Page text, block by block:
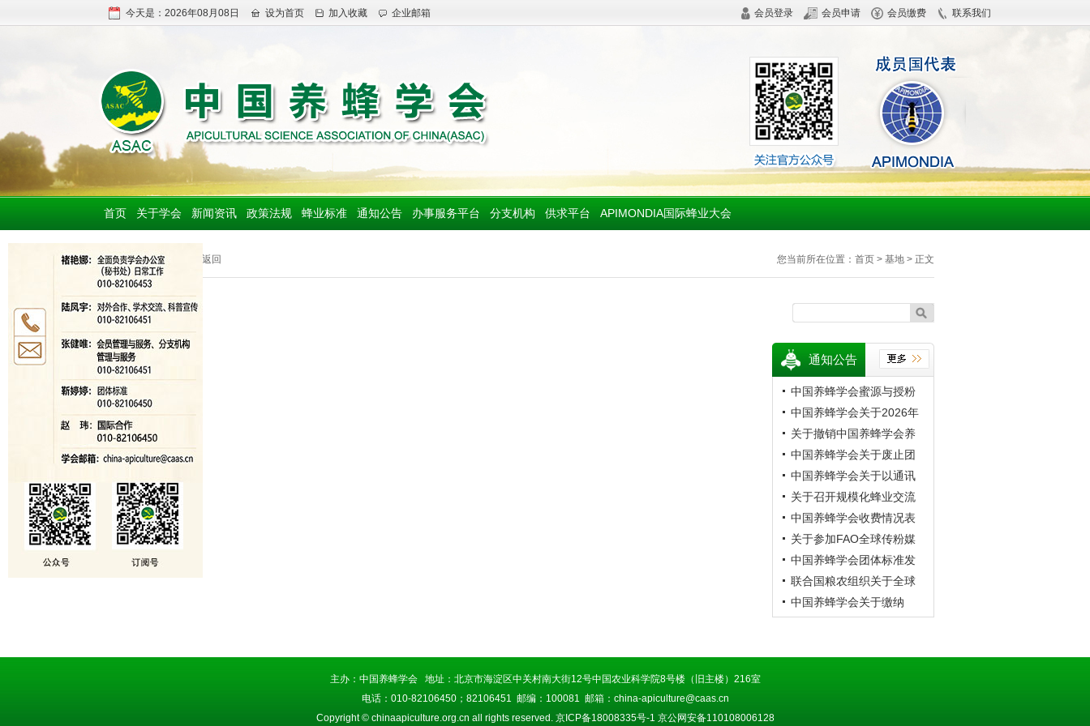
今天是：2026年08月08日 设为首页 加入收藏 企业邮箱 会员登录 会员申请 会员缴费 联系我们
首页 关于学会 新闻资讯 政策法规 蜂业标准 通知公告 办事服务平台 分支机构 供求平台 APIMONDIA国际蜂业大会
基地 >> 返回 您当前所在位置： 首页 > 基地 > 正文
通知公告
中国养蜂学会蜜源与授粉
专业委员会第20次蜜蜂授
粉学术交流会暨向日葵授
粉现场观摩会通知 （第二
轮）
中国养蜂学会关于2026年
学术年会的预通知
关于撤销中国养蜂学会养
蜂者专业委员会的公告
中国养蜂学会关于废止团
体标准《成熟蜂蜜》的公
告
中国养蜂学会关于以通讯
方式召开第九届第四次理
事会的通知
关于召开规模化蜂业交流
观摩会的通知
中国养蜂学会收费情况表
关于参加FAO全球传粉媒
介平台研讨会的通知
中国养蜂学会团体标准发
布公告
联合国粮农组织关于全球
传粉媒介平台研讨会的通
中国养蜂学会关于缴纳
主办：中国养蜂学会 地址：北京市海淀区中关村南大街12号中国农业科学院8号楼（旧主楼）216室
电话：010-82106450；82106451 邮编：100081 邮箱：china-apiculture@caas.cn
Copyright © chinaapiculture.org.cn all rights reserved. 京ICP备18008335号-1 京公网安备110108006128